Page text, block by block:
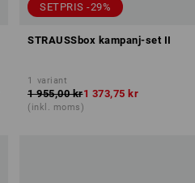
SETPRIS -29%
STRAUSSbox kampanj-set II
1 variant
1 955,00 kr1 373,75 kr
(inkl. moms)